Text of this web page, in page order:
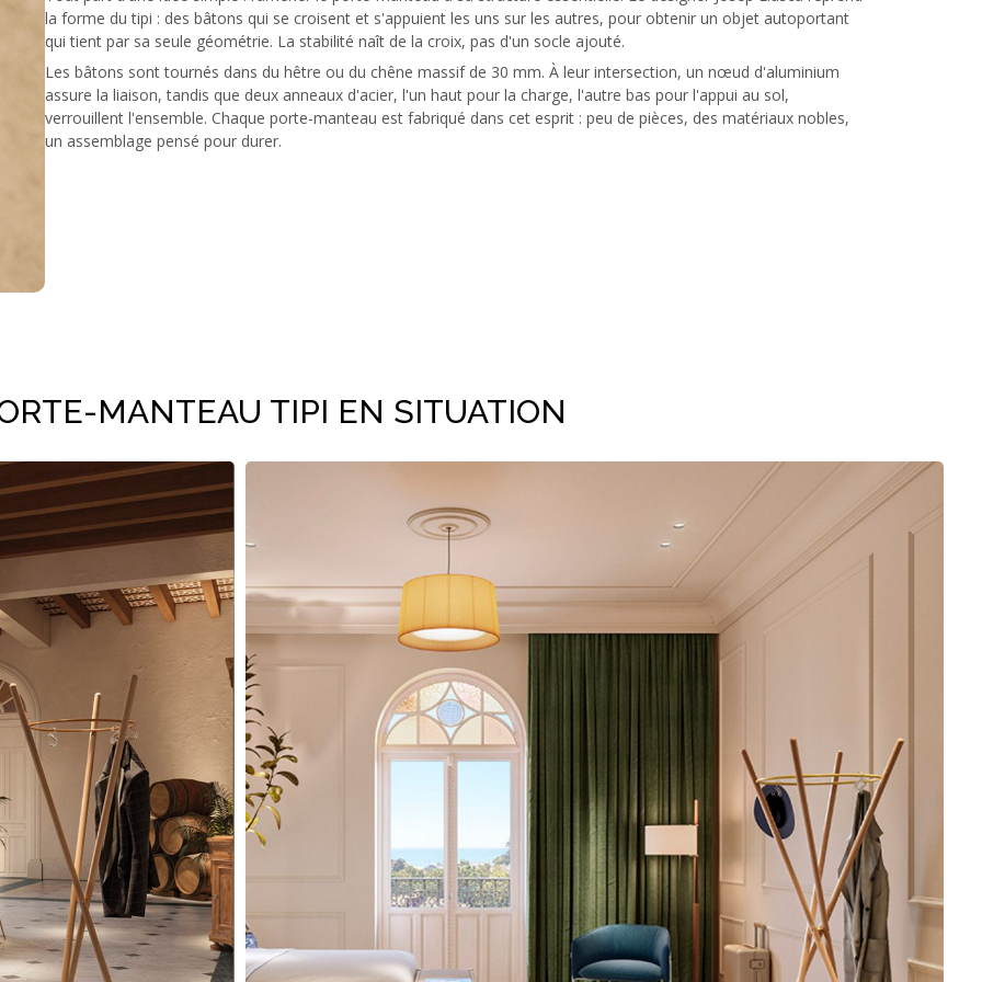
la forme du tipi : des bâtons qui se croisent et s'appuient les uns sur les autres, pour obtenir un objet autoportant
qui tient par sa seule géométrie. La stabilité naît de la croix, pas d'un socle ajouté.
Les bâtons sont tournés dans du hêtre ou du chêne massif de 30 mm. À leur intersection, un nœud d'aluminium
assure la liaison, tandis que deux anneaux d'acier, l'un haut pour la charge, l'autre bas pour l'appui au sol,
verrouillent l'ensemble. Chaque porte-manteau est fabriqué dans cet esprit : peu de pièces, des matériaux nobles,
un assemblage pensé pour durer.
MANTEAU TIPI EN SITUATION